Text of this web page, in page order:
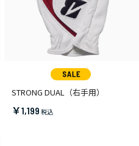
STRONG DUAL（右手用）
￥1,199